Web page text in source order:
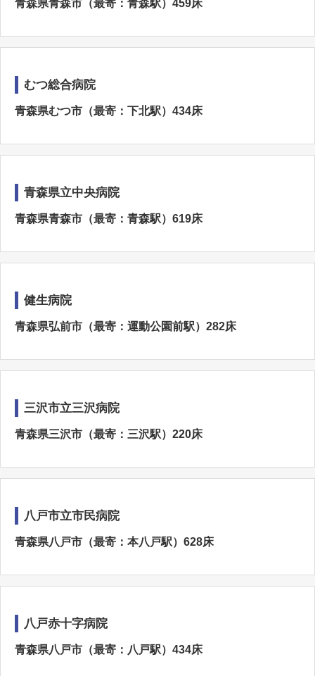
青森県青森市（最寄：青森駅）459床
むつ総合病院
青森県むつ市（最寄：下北駅）434床
青森県立中央病院
青森県青森市（最寄：青森駅）619床
健生病院
青森県弘前市（最寄：運動公園前駅）282床
三沢市立三沢病院
青森県三沢市（最寄：三沢駅）220床
八戸市立市民病院
青森県八戸市（最寄：本八戸駅）628床
八戸赤十字病院
青森県八戸市（最寄：八戸駅）434床